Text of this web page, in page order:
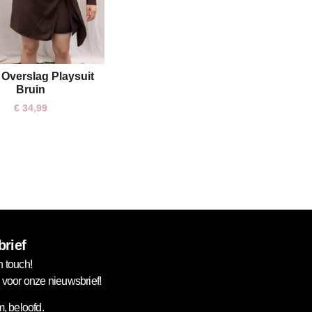
One size
Overslag Playsuit
Bruin
€ 34,99
touch!
voor onze nieuwsbrief!
beloofd.